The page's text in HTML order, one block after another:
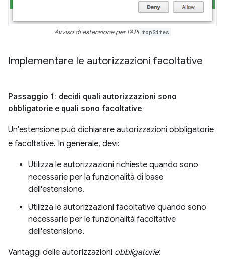
Avviso di estensione per l'API topSites
Implementare le autorizzazioni facoltative
Passaggio 1: decidi quali autorizzazioni sono
obbligatorie e quali sono facoltative
Un'estensione può dichiarare autorizzazioni obbligatorie
e facoltative. In generale, devi:
Utilizza le autorizzazioni richieste quando sono
necessarie per la funzionalità di base
dell'estensione.
Utilizza le autorizzazioni facoltative quando sono
necessarie per le funzionalità facoltative
dell'estensione.
Vantaggi delle autorizzazioni obbligatorie: